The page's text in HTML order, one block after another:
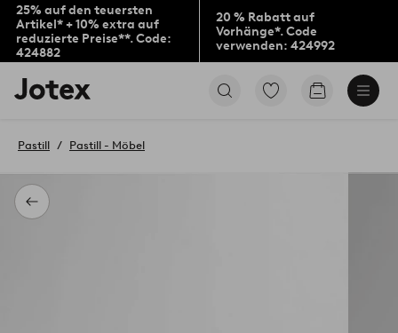
25% auf den teuersten
Artikel* + 10% extra auf
reduzierte Preise**. Code:
424882
20 % Rabatt auf
Vorhänge*. Code
verwenden: 424992
Jotex-
Logo
Startseite
Zu
Zum
Zurück
Pastill Pastill - Möbel